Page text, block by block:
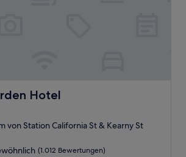
Hotel
Hotel
von Station California St & Kearny St
(1.012 Bewertungen)